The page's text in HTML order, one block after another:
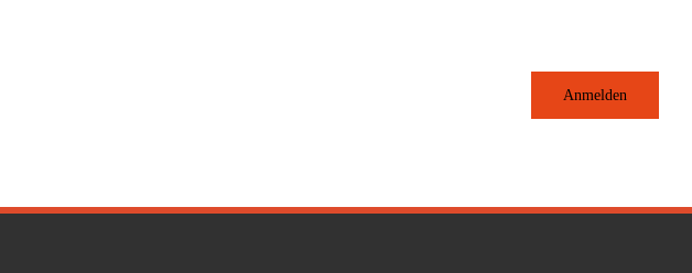
Anmelden